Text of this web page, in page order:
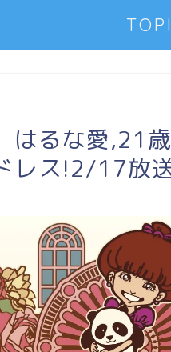
はるな愛,21
レス!2/17放